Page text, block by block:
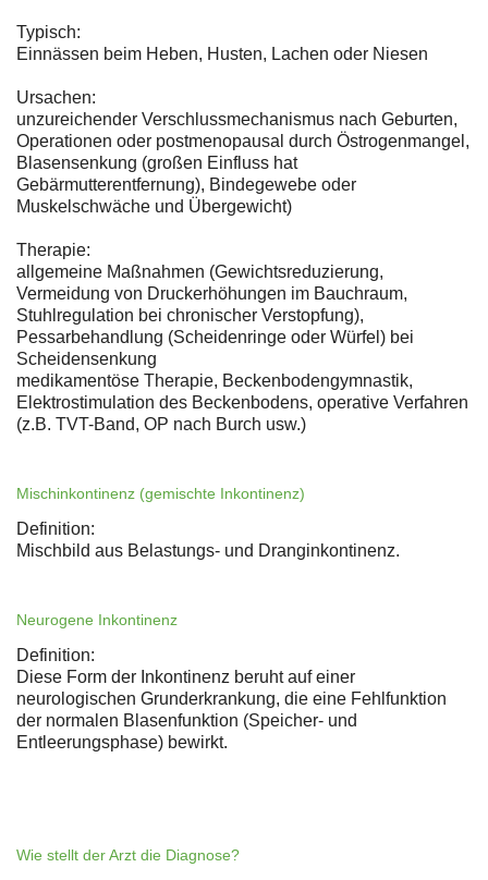
Typisch:
Einnässen beim Heben, Husten, Lachen oder Niesen
Ursachen:
unzureichender Verschlussmechanismus nach Geburten,
Operationen oder postmenopausal durch Östrogenmangel,
Blasensenkung (großen Einfluss hat
Gebärmutterentfernung), Bindegewebe oder
Muskelschwäche und Übergewicht)
Therapie:
allgemeine Maßnahmen (Gewichtsreduzierung,
Vermeidung von Druckerhöhungen im Bauchraum,
Stuhlregulation bei chronischer Verstopfung),
Pessarbehandlung (Scheidenringe oder Würfel) bei
Scheidensenkung
medikamentöse Therapie, Beckenbodengymnastik,
Elektrostimulation des Beckenbodens, operative Verfahren
(z.B. TVT-Band, OP nach Burch usw.)
Mischinkontinenz (gemischte Inkontinenz)
Definition:
Mischbild aus Belastungs- und Dranginkontinenz.
Neurogene Inkontinenz
Definition:
Diese Form der Inkontinenz beruht auf einer
neurologischen Grunderkrankung, die eine Fehlfunktion
der normalen Blasenfunktion (Speicher- und
Entleerungsphase) bewirkt.
Wie stellt der Arzt die Diagnose?